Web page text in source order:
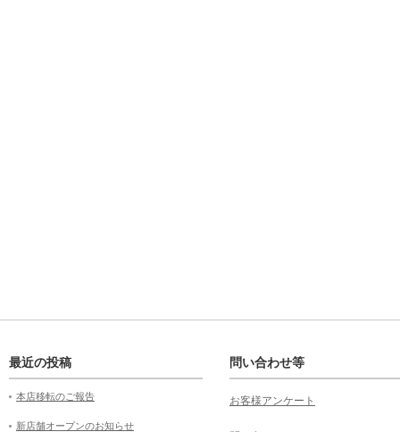
最近の投稿
本店移転のご報告
新店舗オープンのお知らせ
問い合わせ等
お客様アンケート